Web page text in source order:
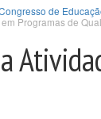
de
Programas de